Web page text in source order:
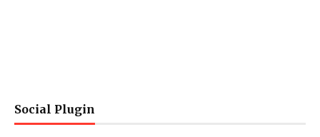
Social Plugin